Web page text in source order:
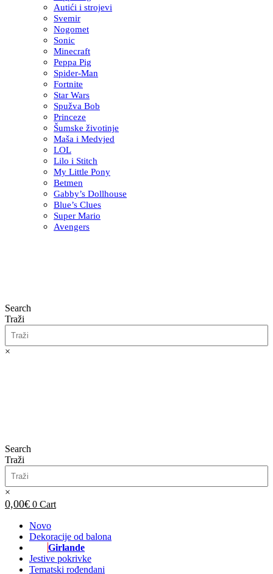
Autići i strojevi
Svemir
Nogomet
Sonic
Minecraft
Peppa Pig
Spider-Man
Fortnite
Star Wars
Spužva Bob
Princeze
Šumske životinje
Maša i Medvjed
LOL
Lilo i Stitch
My Little Pony
Betmen
Gabby’s Dollhouse
Blue’s Clues
Super Mario
Avengers
Search
Traži
×
Search
Traži
×
0,00€ 0 Cart
Novo
Dekoracije od balona
Girlande
Jestive pokrivke
Tematski rođendani